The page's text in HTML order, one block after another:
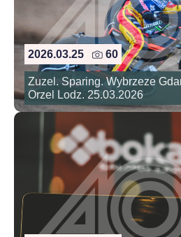
2026.03.25 60
Zuzel. Sparing. Wybrzeze
Orzel Lodz. 25.03.2026